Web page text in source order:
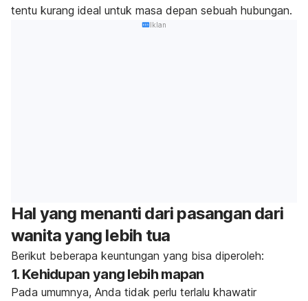
tentu kurang ideal untuk masa depan sebuah hubungan.
Iklan
Hal yang menanti dari pasangan dari
wanita yang lebih tua
Berikut beberapa keuntungan yang bisa diperoleh:
1. Kehidupan yang lebih mapan
Pada umumnya, Anda tidak perlu terlalu khawatir